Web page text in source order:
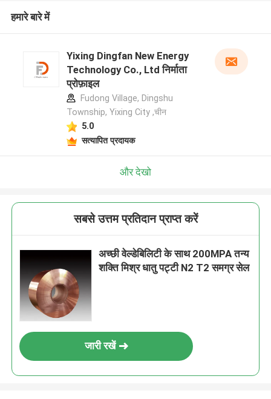
हमारे बारे में
Yixing Dingfan New Energy
Technology Co., Ltd निर्माता
प्रोफ़ाइल
Fudong Village, Dingshu
Township, Yixing City ,चीन
5.0
सत्यापित प्रदायक
और देखो
सबसे उत्तम प्रतिदान प्राप्त करें
अच्छी वेल्डेबिलिटी के साथ 200MPA तन्य
शक्ति मिश्र धातु पट्टी N2 T2 समग्र सेल
जारी रखें